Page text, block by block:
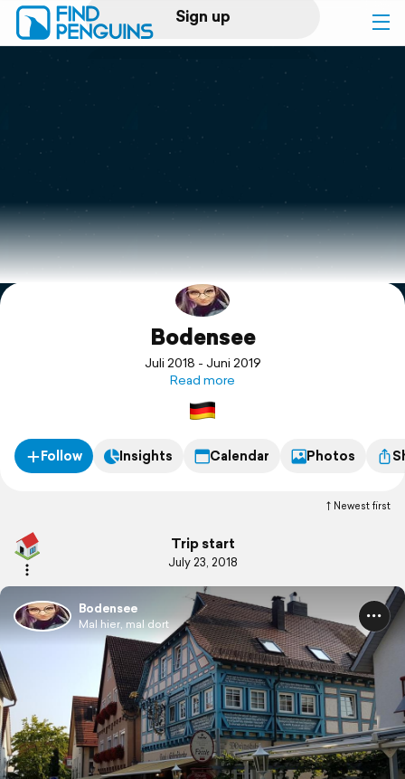
Sign up
Log in
Print a book
Flyover video
Explore
Bodensee
Juli 2018 - Juni 2019
Read more
Follow Insights Calendar Photos
Newest first
Trip start
July 23, 2018
Bodensee
Mal hier, mal dort